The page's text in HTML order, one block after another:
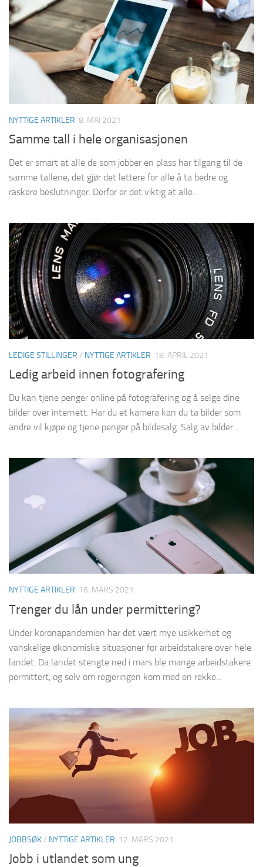
NYTTIGE ARTIKLER 8. MAI 2021
Samme tall i hele organisasjonen
Det er smart at alle de som jobber en plass har tilgang til de
samme tallene, det gjør det lettere for alle å ta bedre og
raskere beslutninger. Derfor er det viktig at alle...
LEDIGE STILLINGER / NYTTIGE ARTIKLER 18. APRIL 2021
Ledig arbeid innen fotografering
Du kan tjene penger online på fotografering og å selge dine
bilder over internett. Har du et kamera kan du ta bilder som
andre vil kjøpe og tjene penger på bildesalg. Salg av bilder...
NYTTIGE ARTIKLER 16. MARS 2021
Trenger du lån under permittering?
Under koronapandemien har det vært mye usikkerhet og
vanskelige økonomiske situasjoner for arbeidstakere over hele
landet. Da landet stengte ned i mars ble mange arbeidstakere
permittert, og selv om regjeringen kom med en rekke...
JOBBSØK/ NYTTIGE ARTIKLER 12. MARS 2021
Jobb i utlandet som ung